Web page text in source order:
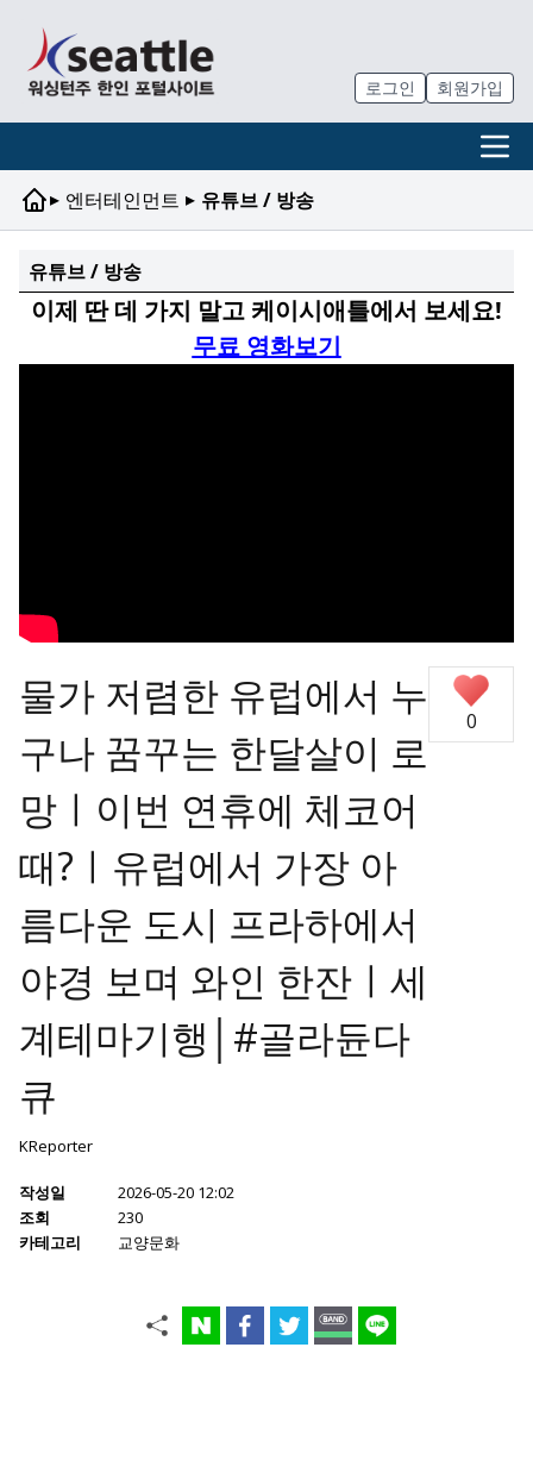
로그인 회원가입
▸ 엔터테인먼트 ▸ 유튜브 / 방송
유튜브 / 방송
이제 딴 데 가지 말고 케이시애틀에서 보세요!
무료 영화보기
물가 저렴한 유럽에서 누
구나 꿈꾸는 한달살이 로
망ㅣ이번 연휴에 체코어
때?ㅣ유럽에서 가장 아
름다운 도시 프라하에서
야경 보며 와인 한잔ㅣ세
계테마기행│#골라듄다
큐
KReporter
작성일
2026-05-20 12:02
조회
230
카테고리
교양문화
0